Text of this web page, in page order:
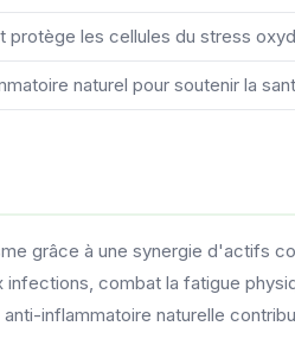
protège les cellules du stress
naturel pour soutenir la
grâce à une synergie d'actifs
combat la fatigue
inflammatoire naturelle